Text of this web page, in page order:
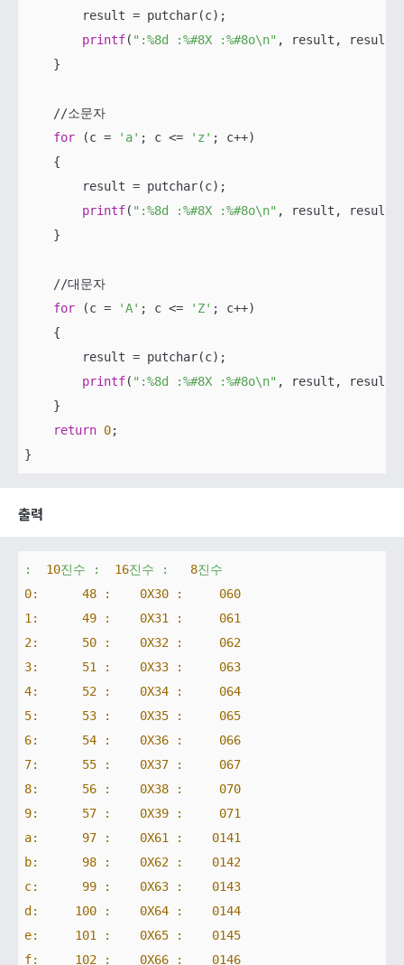
        result = putchar(c);
printf( ":%8d :%#8X :%#8o\n" , result, result,
    }
    //소문자
for (c = 'a' ; c <= 'z' ; c++)
    {
        result = putchar(c);
printf( ":%8d :%#8X :%#8o\n" , result, result,
    }
    //대문자
for (c = 'A' ; c <= 'Z' ; c++)
    {
        result = putchar(c);
printf( ":%8d :%#8X :%#8o\n" , result, result,
    }
return 0;
출력
: 10진수 : 16진수 : 8진수
0:      48 :    0X30 :
060
1:      49 :    0X31 :
061
2:      50 :    0X32 :
062
3:      51 :    0X33 :
063
4:      52 :    0X34 :
064
5:      53 :    0X35 :
065
6:      54 :    0X36 :
066
7:      55 :    0X37 :
067
8:      56 :    0X38 :
070
9:      57 :    0X39 :
071
a:      97 :    0X61 :
0141
b:      98 :    0X62 :
0142
c:      99 :    0X63 :
0143
d:     100 :    0X64 :
0144
e:     101 :    0X65 :
0145
f:     102 :    0X66 :
0146